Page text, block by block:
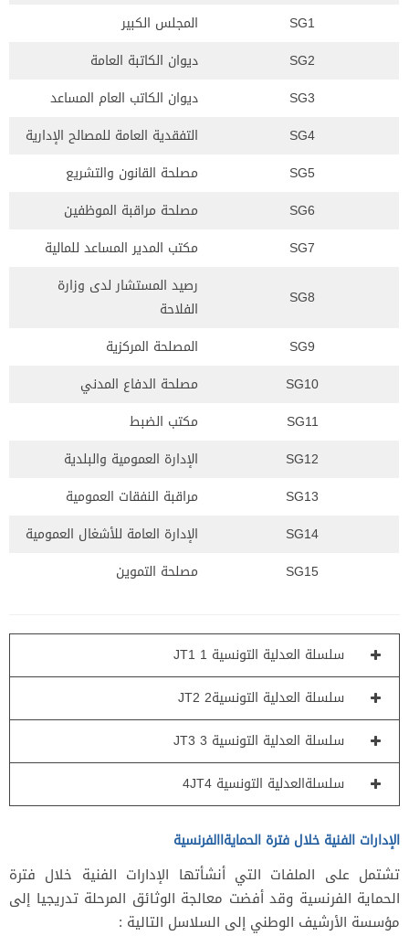
SG1
المجلس الكبير
SG2
ديوان الكاتبة العامة
SG3
ديوان الكاتب العام المساعد
SG4
التفقدية العامة للمصالح الإدارية
SG5
مصلحة القانون والتشريع
SG6
مصلحة مراقبة الموظفين
SG7
مكتب المدير المساعد للمالية
SG8
رصيد المستشار لدى وزارة
الفلاحة
SG9
المصلحة المركزية
SG10
مصلحة الدفاع المدني
SG11
مكتب الضبط
SG12
الإدارة العمومية والبلدية
SG13
مراقبة النفقات العمومية
SG14
الإدارة العامة للأشغال العمومية
SG15
مصلحة التموين
سلسلة العدلية التونسية 1 JT1
سلسلة العدلية التونسية2 JT2
سلسلة العدلية التونسية 3 JT3
سلسلةالعدلية التونسية 4JT4
الإدارات الفنية خلال فترة الحمايةاالفرنسية
تشتمل على الملفات التي أنشأتها الإدارات الفنية خلال فترة
الحماية الفرنسية وقد أفضت معالجة الوثائق المرحلة تدريجيا إلى
مؤسسة الأرشيف الوطني إلى السلاسل التالية :